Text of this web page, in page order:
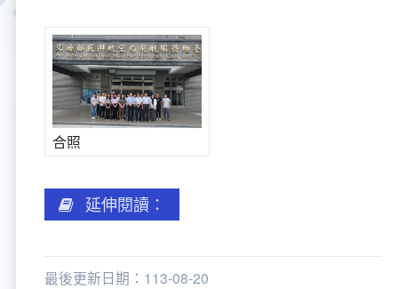
回顧照片展
近10年活動成果及花絮
新聞稿
新聞報導
無障礙設施
辦公室樓層分配圖
航空公司
飛航服務相關網站
宣導網站
塔臺自動化系統
公共藝術設置
其他
施政計畫
業務統計
研究報告
預算與決算書
績效業務實施計畫
推行電話禮貌運動實施計畫
執行績效
相關法規
CEDAW專區
相關解釋
性別統計
檔案管理專區
機關檔案目錄查詢
檔案法令規章
檔案應用服務
政風園地
政風宣導
陽光法案專區
公共藝術專區
新進同仁表格填寫
合照
延伸閱讀：
最後更新日期：113-08-20